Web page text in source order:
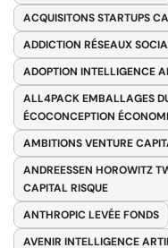
ACQUISITONS STARTUPS
ADDICTION RÉSEAUX
ADOPTION INTELLIGENCE
ALL4PACK EMBALLAGES
ÉCOCONCEPTION
AMBITIONS VENTURE
ANDREESSEN HOROWITZ
CAPITAL RISQUE
ANTHROPIC LEVÉE FONDS
AVENIR INTELLIGENCE